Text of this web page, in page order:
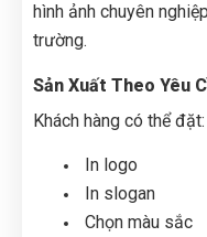
hình ảnh chuyên
trường.
Sản Xuất Theo Yêu
Khách hàng có thể đặt:
In logo
In slogan
Chọn màu sắc